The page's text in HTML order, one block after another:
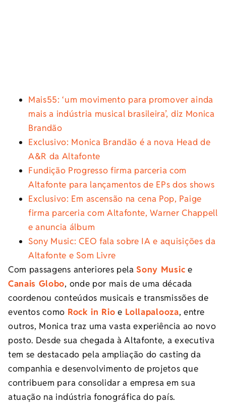
Mais55: ‘um movimento para promover ainda
mais a indústria musical brasileira’, diz Monica
Brandão
Exclusivo: Monica Brandão é a nova Head de
A&R da Altafonte
Fundição Progresso firma parceria com
Altafonte para lançamentos de EPs dos shows
Exclusivo: Em ascensão na cena Pop, Paige
firma parceria com Altafonte, Warner Chappell
e anuncia álbum
Sony Music: CEO fala sobre IA e aquisições da
Altafonte e Som Livre
Com passagens anteriores pelaSony Music e
Canais Globo, onde por mais de uma década
coordenou conteúdos musicais e transmissões de
eventos como Rock in Rio e Lollapalooza, entre
outros, Monica traz uma vasta experiência ao novo
posto. Desde sua chegada à Altafonte, a executiva
tem se destacado pela ampliação do casting da
companhia e desenvolvimento de projetos que
contribuem para consolidar a empresa em sua
atuação na indústria fonográfica do país.